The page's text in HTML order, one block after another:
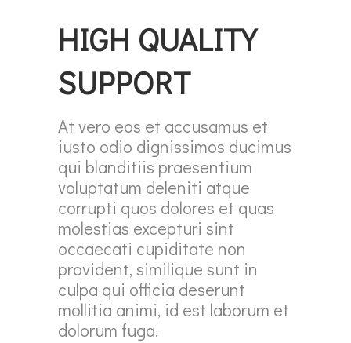
HIGH QUALITY
SUPPORT
At vero eos et accusamus et
iusto odio dignissimos ducimus
qui blanditiis praesentium
voluptatum deleniti atque
corrupti quos dolores et quas
molestias excepturi sint
occaecati cupiditate non
provident, similique sunt in
culpa qui officia deserunt
mollitia animi, id est laborum et
dolorum fuga.